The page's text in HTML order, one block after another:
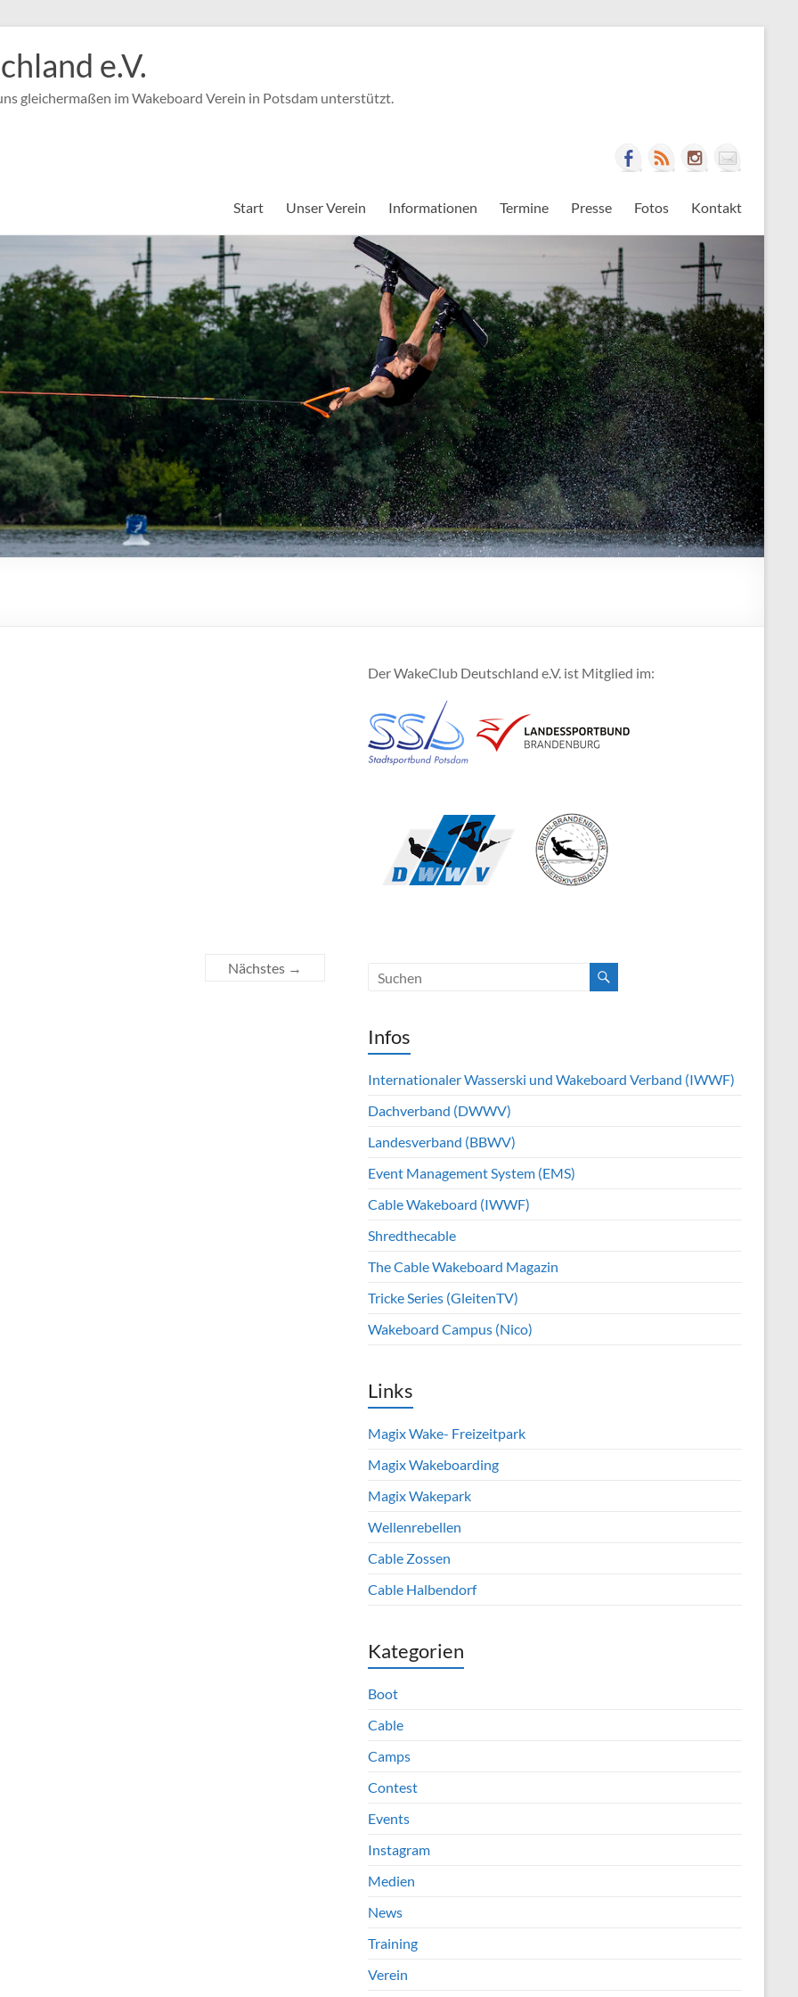
e.V.
gleichermaßen im Wakeboard Verein in Potsdam unterstützt.
Start Unser Verein Informationen Termine Presse Fotos Kontakt
Nächstes →
Der WakeClub Deutschland e.V. ist Mitglied im:
Infos
Internationaler Wasserski und Wakeboard Verband (IWWF)
Dachverband (DWWV)
Landesverband (BBWV)
Event Management System (EMS)
Cable Wakeboard (IWWF)
Shredthecable
The Cable Wakeboard Magazin
Tricke Series (GleitenTV)
Wakeboard Campus (Nico)
Links
Magix Wake- Freizeitpark
Magix Wakeboarding
Magix Wakepark
Wellenrebellen
Cable Zossen
Cable Halbendorf
Kategorien
Boot
Cable
Camps
Contest
Events
Instagram
Medien
News
Training
Verein